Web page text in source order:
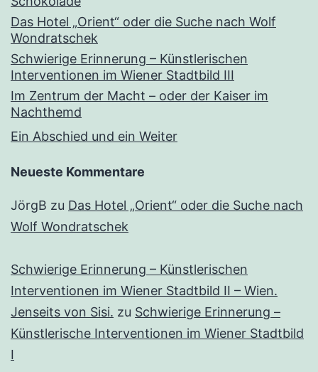
Das Hotel „Orient“ oder die Suche nach Wolf
Wondratschek
Schwierige Erinnerung – Künstlerischen
Interventionen im Wiener Stadtbild III
Im Zentrum der Macht – oder der Kaiser im
Nachthemd
Ein Abschied und ein Weiter
Neueste Kommentare
JörgB zu Das Hotel „Orient“ oder die Suche nach
Wolf Wondratschek
Schwierige Erinnerung – Künstlerischen
Interventionen im Wiener Stadtbild II – Wien.
Jenseits von Sisi. zu Schwierige Erinnerung –
Künstlerische Interventionen im Wiener Stadtbild
I